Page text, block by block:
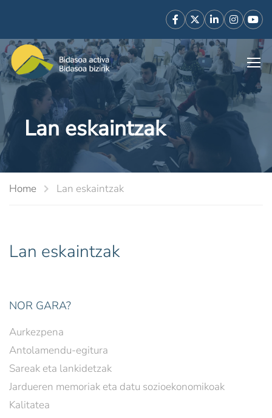
Lan eskaintzak
Home Lan eskaintzak
Lan eskaintzak
NOR GARA?
Aurkezpena
Antolamendu-egitura
Sareak eta lankidetzak
Jardueren memoriak eta datu sozioekonomikoak
Kalitatea